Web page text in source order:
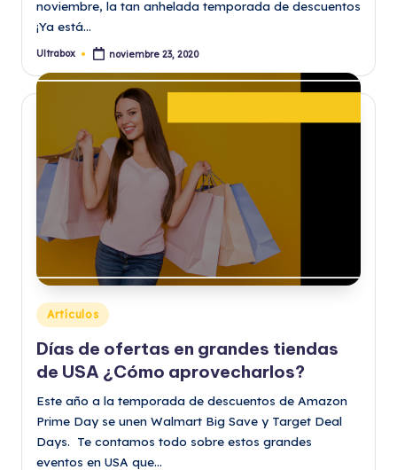
noviembre, la tan anhelada temporada de descuentos
¡Ya está…
Publicado
Ultrabox noviembre 23, 2020
Publicado
en
Artículos
Días de ofertas en grandes tiendas
de USA ¿Cómo aprovecharlos?
Este año a la temporada de descuentos de Amazon
Prime Day se unen Walmart Big Save y Target Deal
Days. Te contamos todo sobre estos grandes
eventos en USA que…